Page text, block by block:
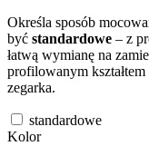
Określa sposób
być standardowe – z
łatwą wymianę na
profilowanym
zegarka.
standardowe
Kolor